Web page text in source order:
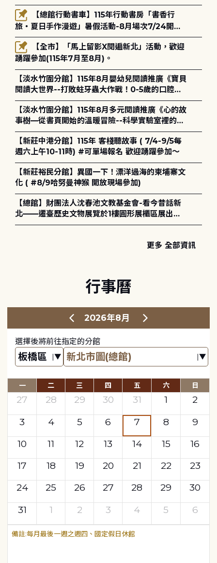
場！
旅・夏日手作漫遊」暑假活動-8月場次7/24開始
報名
踴躍參加(115年7月至8月)。
【淡水竹圍分館】115年8月嬰幼兒閱讀推廣《寶貝
閱讀大世界--打敗蛀牙蟲大作戰！0-5歲的口腔照
護全攻略》
【淡水竹圍分館】115年8月多元閱讀推廣《心的故
事樹—從書頁開始的溫暖冒險--科學實驗室裡的放
電章魚》
【新莊中港分館】115年 客棧聽故事 ( 7/4-9/5每
週六上午10-11時) #可單場報名 歡迎踴躍參加～
【新莊裕民分館】異國一下！漂洋過海的柬埔寨文
化 ( #8/9哈努曼神猴 開放現場參加)
【總館】財團法人沈春池文教基金會-看今昔話新
北——遷臺歷史文物展覽於1樓圓形展櫃區展出，
歡迎一同觀展！
更多 全部資訊
行事曆
2026年8月
選擇後將前往指定的分館
一 二 三 四 五 六 日
27 28 29 30 31 1
2
3
4 5 6 7 8
9
10
11 12 13 14 15
16
17
18 19 20 21 22
23
24
25 26 27 28 29
30
31
1 2 3 4 5 6
每月最後一週之週四、國定假日休館